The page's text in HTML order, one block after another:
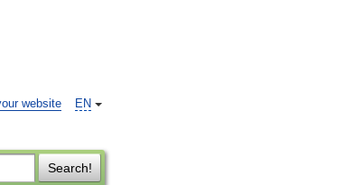
EN
website
Search!